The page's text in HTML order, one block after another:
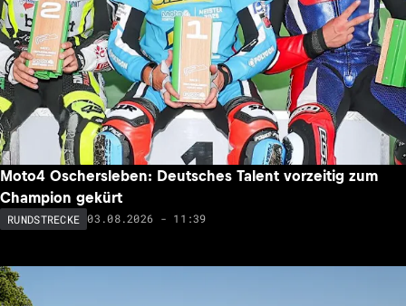
Moto4 Oschersleben: Deutsches Talent vorzeitig zum
Champion gekürt
RUNDSTRECKE 03.08.2026 - 11:39